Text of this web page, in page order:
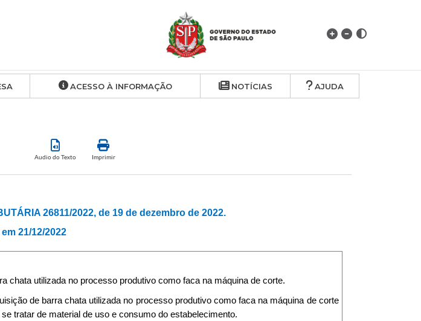
ACESSO À INFORMAÇÃO NOTÍCIAS AJUDA
Audio do Texto Imprimir
26811/2022, de 19 de dezembro de 2022.
21/12/2022
chata utilizada no processo produtivo como faca na máquina de corte.
de barra chata utilizada no processo produtivo como faca na máquina de corte
tratar de material de uso e consumo do estabelecimento.